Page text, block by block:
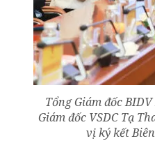
Tổng Giám đốc
Giám đốc VSDC Tạ
vị ký kết